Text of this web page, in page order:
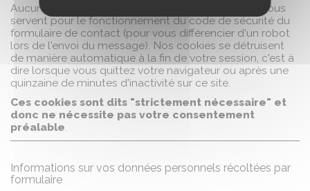
Aucune autre donnée y est stockée. Nos cookies nous
servent pour le fonctionnement du code de sécurité du
formulaire de contact (pour vous différencier d'un robot
lors de l'envoi du message). Nos cookies se détruisent
de manière automatique à la fin de votre session, c'est à
dire lorsque vous quittez votre navigateur ou après une
quinzaine de minutes d'inactivité sur ce site.
Ces cookies sont dits "strictement nécessaire" et
donc ne nécessite pas votre consentement
préalable.
Informations sur vos données personnels récoltées par
formulaire